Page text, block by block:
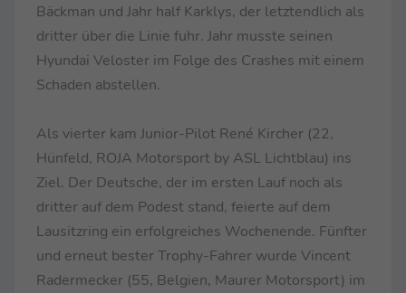
Bäckman und Jahr half Karklys, der letztendlich als
dritter über die Linie fuhr. Jahr musste seinen
Hyundai Veloster im Folge des Crashes mit einem
Schaden abstellen.
Als vierter kam Junior-Pilot René Kircher (22,
Hünfeld, ROJA Motorsport by ASL Lichtblau) ins
Ziel. Der Deutsche, der im ersten Lauf noch als
dritter auf dem Podest stand, feierte auf dem
Lausitzring ein erfolgreiches Wochenende. Fünfter
und erneut bester Trophy-Fahrer wurde Vincent
Radermecker (55, Belgien, Maurer Motorsport) im